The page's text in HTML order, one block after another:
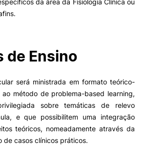
©2026 Instituto Politécnico de
da área da Fisiologia Clínica ou
de Ensino
será ministrada em formato teórico-
método de problema-based learning,
sobre temáticas de relevo
e que possibilitem uma integração
teóricos, nomeadamente através da
de casos clínicos práticos.